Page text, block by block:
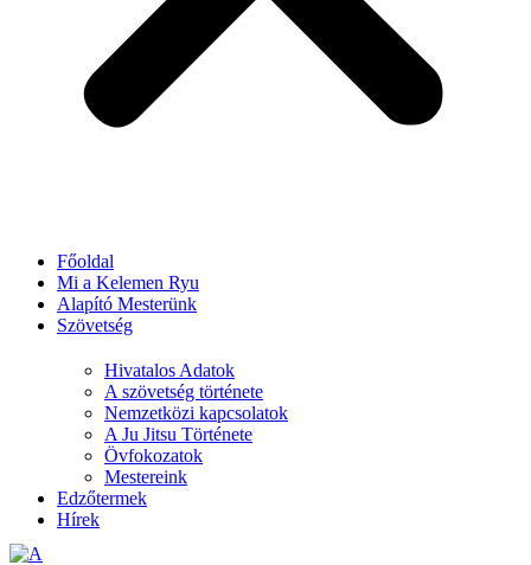
Főoldal
Mi a Kelemen Ryu
Alapító Mesterünk
Szövetség
Hivatalos Adatok
A szövetség története
Nemzetközi kapcsolatok
A Ju Jitsu Története
Övfokozatok
Mestereink
Edzőtermek
Hírek